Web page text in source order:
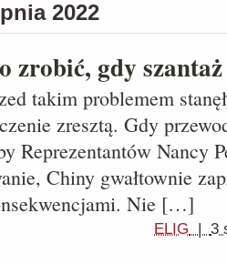
2022
zrobić, gdy
takim problemem
zresztą. Gdy
Reprezentantów Nancy
Chiny gwałtownie
Nie […]
ELIG | 3